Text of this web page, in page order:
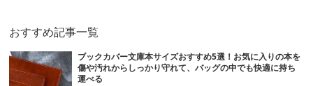
おすすめ記事一覧
ブックカバー文庫本サイズおすすめ5選！お気に入りの本を
傷や汚れからしっかり守れて、バッグの中でも快適に持ち
運べる